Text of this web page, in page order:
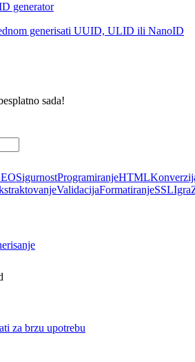
generator
generisati UUID, ULID ili NanoID
sada!
SigurnostProgramiranjeHTML
ValidacijaFormatiranjeSSLIgra
za brzu upotrebu